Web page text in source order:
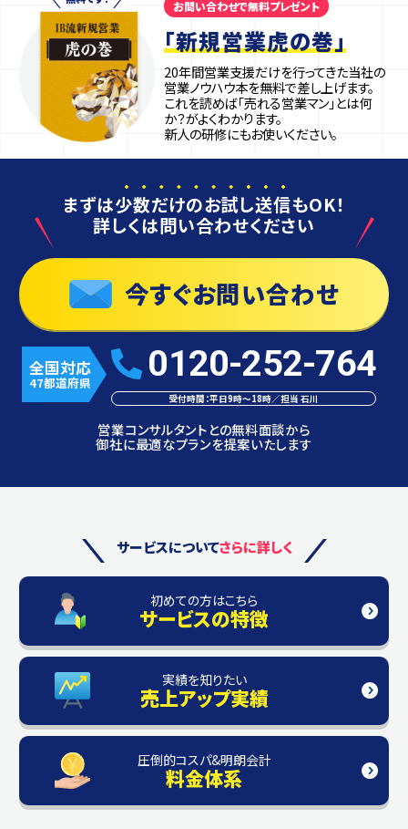
お問い合わせで無料プレゼント
「新規営業虎の巻」
20年間営業支援だけを行ってきた当社の
営業ノウハウ本を無料で差し上げます。
これを読めば「売れる営業マン」とは何
か？がよくわかります。
新人の研修にもお使いください。
まずは少数だけのお試し送信もOK！
詳しくは問い合わせください
今すぐお問い合わせ
全国対応
47都道府県 0120-252-764
受付時間：平日9時〜18時／担当 石川
営業コンサルタントとの無料面談から
御社に最適なプランを提案いたします
サービスについてさらに詳しく
初めての方はこちら
サービスの特徴
実績を知りたい
売上アップ実績
圧倒的コスパ&明朗会計
料金体系